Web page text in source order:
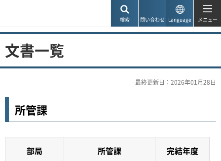
検索 問い合わせ Language メニュー
文書一覧
最終更新日：2026年01月28日
所管課
部局 所管課 完結年度